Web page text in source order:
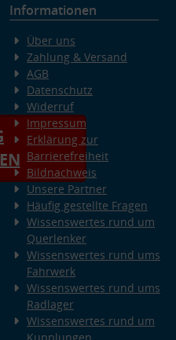
Informationen
Über uns
Zahlung & Versand
AGB
Datenschutz
Widerruf
Impressum
Erklärung zur
Barrierefreiheit
Bildnachweis
Unsere Partner
Häufig gestellte Fragen
Wissenswertes rund um
Querlenker
Wissenswertes rund ums
Fahrwerk
Wissenswertes rund ums
Radlager
Wissenswertes rund um